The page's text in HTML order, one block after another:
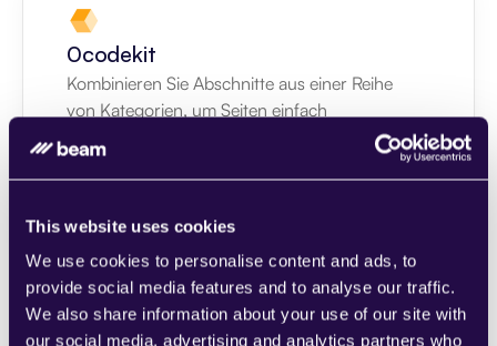
This website uses cookies
We use cookies to personalise content and ads, to
provide social media features and to analyse our traffic.
We also share information about your use of our site with
our social media, advertising and analytics partners who
0codekit
Kombinieren Sie Abschnitte aus einer Reihe
von Kategorien, um Seiten einfach
Anforderungen Ihres wachsenden
Learn more